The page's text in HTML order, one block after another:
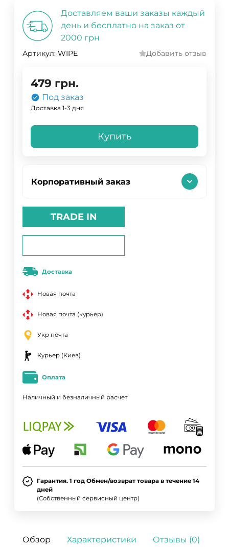
Доставляем ваши заказы каждый
день и бесплатно на заказ от
2000 грн
Артикул: WIPE Добавить отзыв
479 грн.
Под заказ
Доставка 1-3 дня
Купить
Корпоративный заказ
TRADE IN
Доставка
Новая почта
Новая почта (курьер)
Укр почта
Курьер (Киев)
Оплата
Наличный и безналичный расчет
Гарантия. 1 год Обмен/возврат товара в течение 14
дней
(Собственный сервисный центр)
Обзор Характеристики Отзывы (0)